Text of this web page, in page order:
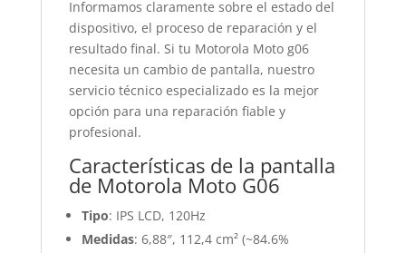
Informamos claramente sobre el estado del
dispositivo, el proceso de reparación y el
resultado final. Si tu Motorola Moto g06
necesita un cambio de pantalla, nuestro
servicio técnico especializado es la mejor
opción para una reparación fiable y
profesional.
Características de la pantalla
de Motorola Moto G06
Tipo: IPS LCD, 120Hz
Medidas: 6,88″, 112,4 cm² (~84.6%